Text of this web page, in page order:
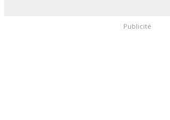
Publicité